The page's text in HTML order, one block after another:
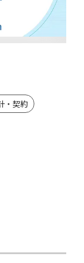
・契約